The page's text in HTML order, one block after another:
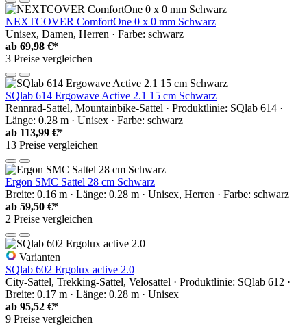
NEXTCOVER ComfortOne 0 x 0 mm Schwarz
Unisex, Damen, Herren · Farbe: schwarz
ab 69,98 €*
3 Preise vergleichen
SQlab 614 Ergowave Active 2.1 15 cm Schwarz
Rennrad-Sattel, Mountainbike-Sattel · Produktlinie: SQlab 614 ·
Länge: 0.28 m · Unisex · Farbe: schwarz
ab 113,99 €*
13 Preise vergleichen
Ergon SMC Sattel 28 cm Schwarz
Breite: 0.16 m · Länge: 0.28 m · Unisex, Herren · Farbe: schwarz
ab 59,50 €*
2 Preise vergleichen
Varianten
SQlab 602 Ergolux active 2.0
City-Sattel, Trekking-Sattel, Velosattel · Produktlinie: SQlab 612 ·
Breite: 0.17 m · Länge: 0.28 m · Unisex
ab 95,52 €*
9 Preise vergleichen